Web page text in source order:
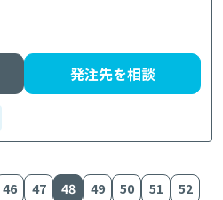
発注先を相談
46 47 48 49 50 51
52